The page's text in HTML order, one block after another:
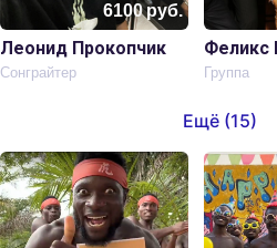
6100руб.
Леонид Прокопчик
Сонграйтер Группа
Ещё (15)